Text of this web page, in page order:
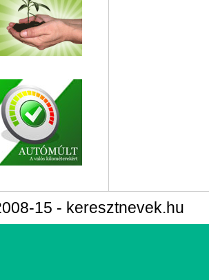
15 - keresztnevek.hu